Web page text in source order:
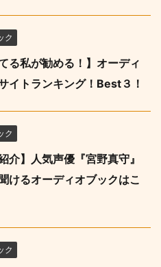
ク
る私が勧める！】オーディ
イトランキング！Best３！
ク
介】人気声優『宮野真守』
けるオーディオブックはこ
ク